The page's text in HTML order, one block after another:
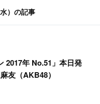
）の記事
2017年 No.51」本日発
友（AKB48）